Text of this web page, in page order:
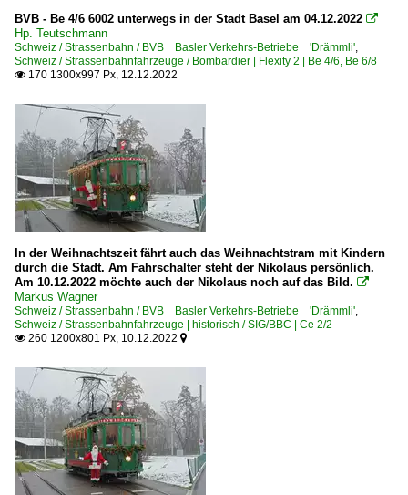
BVB - Be 4/6 6002 unterwegs in der Stadt Basel am 04.12.2022 
Hp. Teutschmann
Schweiz / Strassenbahn / BVB Basler Verkehrs-Betriebe 'Drämmli',
Schweiz / Strassenbahnfahrzeuge / Bombardier | Flexity 2 | Be 4/6, Be 6/8
 170 1300x997 Px, 12.12.2022
In der Weihnachtszeit fährt auch das Weihnachtstram mit Kindern
durch die Stadt. Am Fahrschalter steht der Nikolaus persönlich.
Am 10.12.2022 möchte auch der Nikolaus noch auf das Bild. 
Markus Wagner
Schweiz / Strassenbahn / BVB Basler Verkehrs-Betriebe 'Drämmli',
Schweiz / Strassenbahnfahrzeuge | historisch / SIG/BBC | Ce 2/2
 260 1200x801 Px, 10.12.2022 